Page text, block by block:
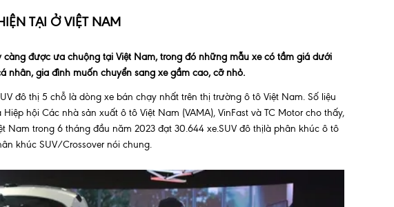
TẠI Ở VIỆT NAM
được ưa chuộng tại Việt Nam, trong đó những mẫu xe có tầm giá dưới
gia đình muốn chuyển sang xe gầm cao, cỡ nhỏ.
đô thị 5 chỗ là dòng xe bán chạy nhất trên thị trường ô tô Việt Nam. Số liệu
hội Các nhà sản xuất ô tô Việt Nam (VAMA), VinFast và TC Motor cho thấy,
Nam trong 6 tháng đầu năm 2023 đạt 30.644 xe.SUV đô thịlà phân khúc ô tô
khúc SUV/Crossover nói chung.